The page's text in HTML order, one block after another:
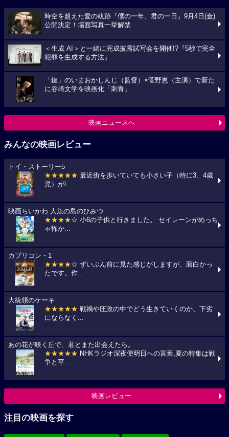
時空を超えた愛の軌跡『僕の一年、君の一日』9月4日(金)
公開決定！場面写真一挙解禁
＜生成 AI＞と一緒に完成披露試写会を開催!?『5秒で完全
犯罪を生成する方法』
「鍵」のいまおかしんじ（監督）×菅野恵（主演）で新た
に谷崎文学を映画化「刺青」
映画ニュースへ
みんなの映画レビュー
トイ・ストーリー5
★★★★★ 最近街を歩いていても小さい子（特に3、4歳
児）がi...
映画ちいかわ 人魚の島のひみつ
★★★★☆ 小6の子供と行きました。 セイレーンがめっち
ゃ怖か...
カプリコン・1
★★★★☆ ずいぶん前に見た感じがしますが、面白かっ
たです。作...
大統領のケーキ
★★★★★ 戦禍や圧政の中でどう生きていくのか、下劣
にならなく...
あの花が咲く丘で、君とまた出会えたら。
★★★★★ NHKラジオ深夜便明日への言葉,夏の特集は戦
争と平...
映画レビュー
注目の映画を探す